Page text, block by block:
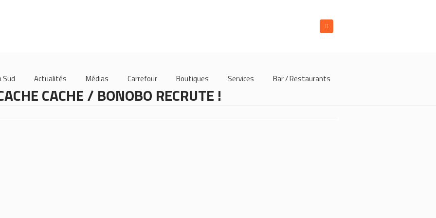
Sud Actualités Médias Carrefour Boutiques Services Bar / Restaurants
CACHE / BONOBO RECRUTE !